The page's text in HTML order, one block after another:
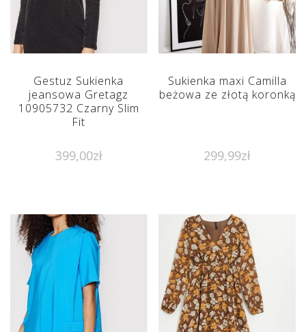
Gestuz Sukienka
jeansowa Gretagz
10905732 Czarny Slim
Fit
399,00zł
Sukienka maxi Camilla
beżowa ze złotą koronką
299,99zł